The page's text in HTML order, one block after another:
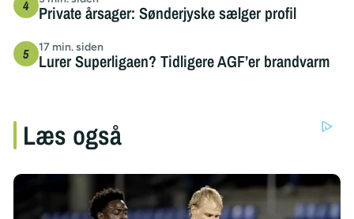
Private årsager: Sønderjyske sælger profil
17 min. siden
Lurer Superligaen? Tidligere AGF’er brandvarm